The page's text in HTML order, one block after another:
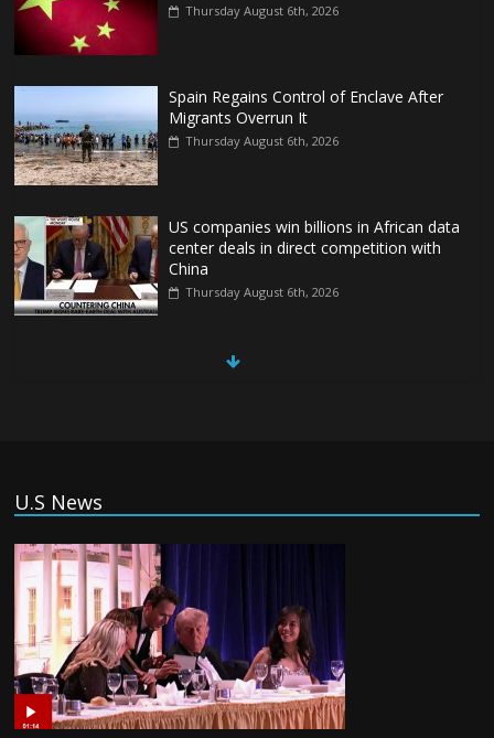
Thursday August 6th, 2026
Spain Regains Control of Enclave After
Migrants Overrun It
Thursday August 6th, 2026
US companies win billions in African data
center deals in direct competition with
China
Thursday August 6th, 2026
China, Russia, Iran and North Korea
(Tiếng Việt) Trung Quốc va chạm với
Philippines trong khi vẫn cứu thuyền viên
Việt Nam, vì sao?
Tuesday August 4th, 2026
U.S News